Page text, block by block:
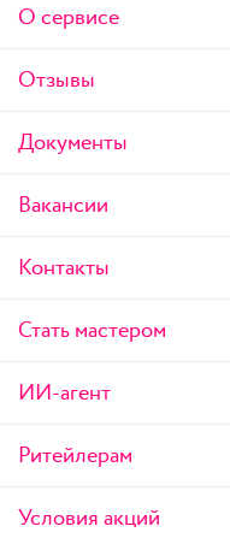
О сервисе
Отзывы
Документы
Вакансии
Контакты
Стать мастером
ИИ-агент
Ритейлерам
Условия акций